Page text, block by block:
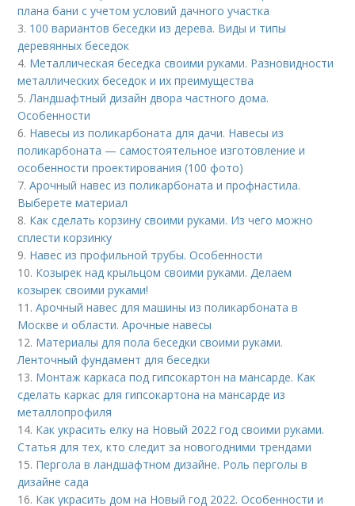
плана бани с учетом условий дачного участка
3. 100 вариантов беседки из дерева. Виды и типы
деревянных беседок
4. Металлическая беседка своими руками. Разновидности
металлических беседок и их преимущества
5.Ландшафтный дизайн двора частного дома.
Особенности
6. Навесы из поликарбоната для дачи. Навесы из
поликарбоната — самостоятельное изготовление и
особенности проектирования (100 фото)
7.Арочный навес из поликарбоната и профнастила.
Выберете материал
8. Как сделать корзину своими руками. Из чего можно
сплести корзинку
9. Навес из профильной трубы. Особенности
10. Козырек над крыльцом своими руками. Делаем
козырек своими руками!
11.Арочный навес для машины из поликарбоната в
Москве и области. Арочные навесы
12. Материалы для пола беседки своими руками.
Ленточный фундамент для беседки
13. Монтаж каркаса под гипсокартон на мансарде. Как
сделать каркас для гипсокартона на мансарде из
металлопрофиля
14. Как украсить елку на Новый 2022 год своими руками.
Статья для тех, кто следит за новогодними трендами
15. Пергола в ландшафтном дизайне. Роль перголы в
дизайне сада
16. Как украсить дом на Новый год 2022. Особенности и